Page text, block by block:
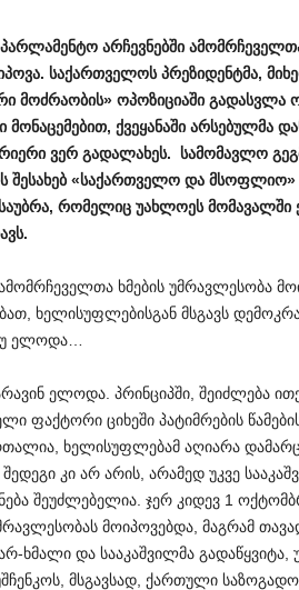
არჩევნებში
. საქართველოს პრეზიდენტმა,
მოძრაობის» ოპოზიციაში გადასვლა
მონაცემებით, ქვეყანაში არსებულმა
ვერ გადალახეს. სამომავლო
შესახებ«საქართველო და მსოფლიო»
, რომელიც უახლოეს მომავალში
.
ხმების უმრავლესობა
ხელისუფლებისგან მსგავს
ელოდა…
ელოდა. პრინციპში, შეიძლება
ფაქტორი ციხეში პატიმრების
ხელისუფლებამ აღიარა
კი არ არის, არამედ უკვე
შეუძლებელია. ჯერ კიდევ 1
მოიპოვებდა, მაგრამ
ხმალი და სააკაშვილმა
მსგავსად, ქართული